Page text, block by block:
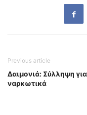
Previous article
Δαιμονιά: Σύλληψη για
ναρκωτικά